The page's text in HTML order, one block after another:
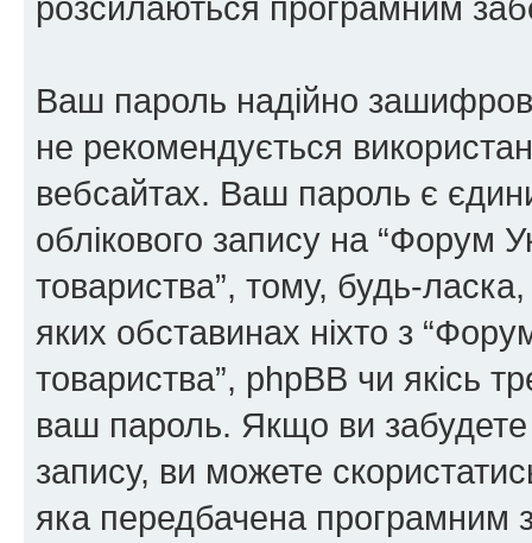
Ваш пароль надійно
не рекомендується
вебсайтах. Ваш пароль є
облікового запису на “Форум
товариства”, тому, будь-
яких обставинах ніхто з
товариства”, phpBB чи якісь
ваш пароль. Якщо ви
запису, ви можете
яка передбачена програмним